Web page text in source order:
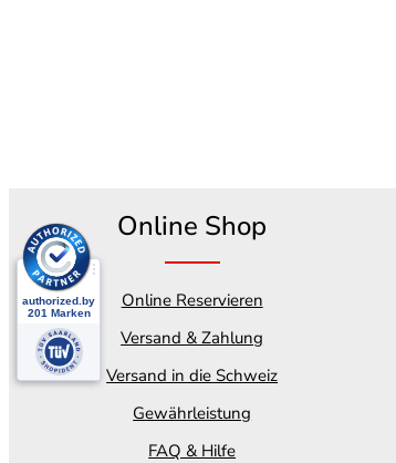
Online Shop
Online Reservieren
Versand & Zahlung
Versand in die Schweiz
Gewährleistung
FAQ & Hilfe